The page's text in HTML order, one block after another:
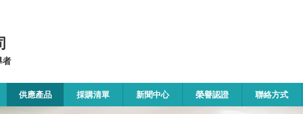
者
供應產品 採購清單 新聞中心 榮譽認證 聯絡方式